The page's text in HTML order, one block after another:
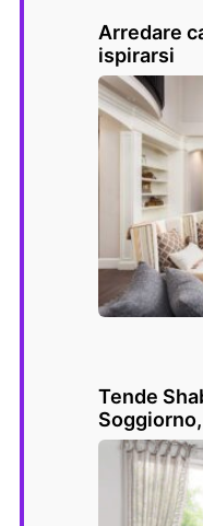
Arredare
ispirarsi
Tende